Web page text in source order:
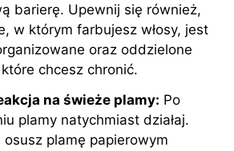
barierę. Upewnij się również,
w którym farbujesz włosy, jest
oraz oddzielone
chcesz chronić.
na świeże plamy: Po
plamy natychmiast działaj.
osusz plamę papierowym